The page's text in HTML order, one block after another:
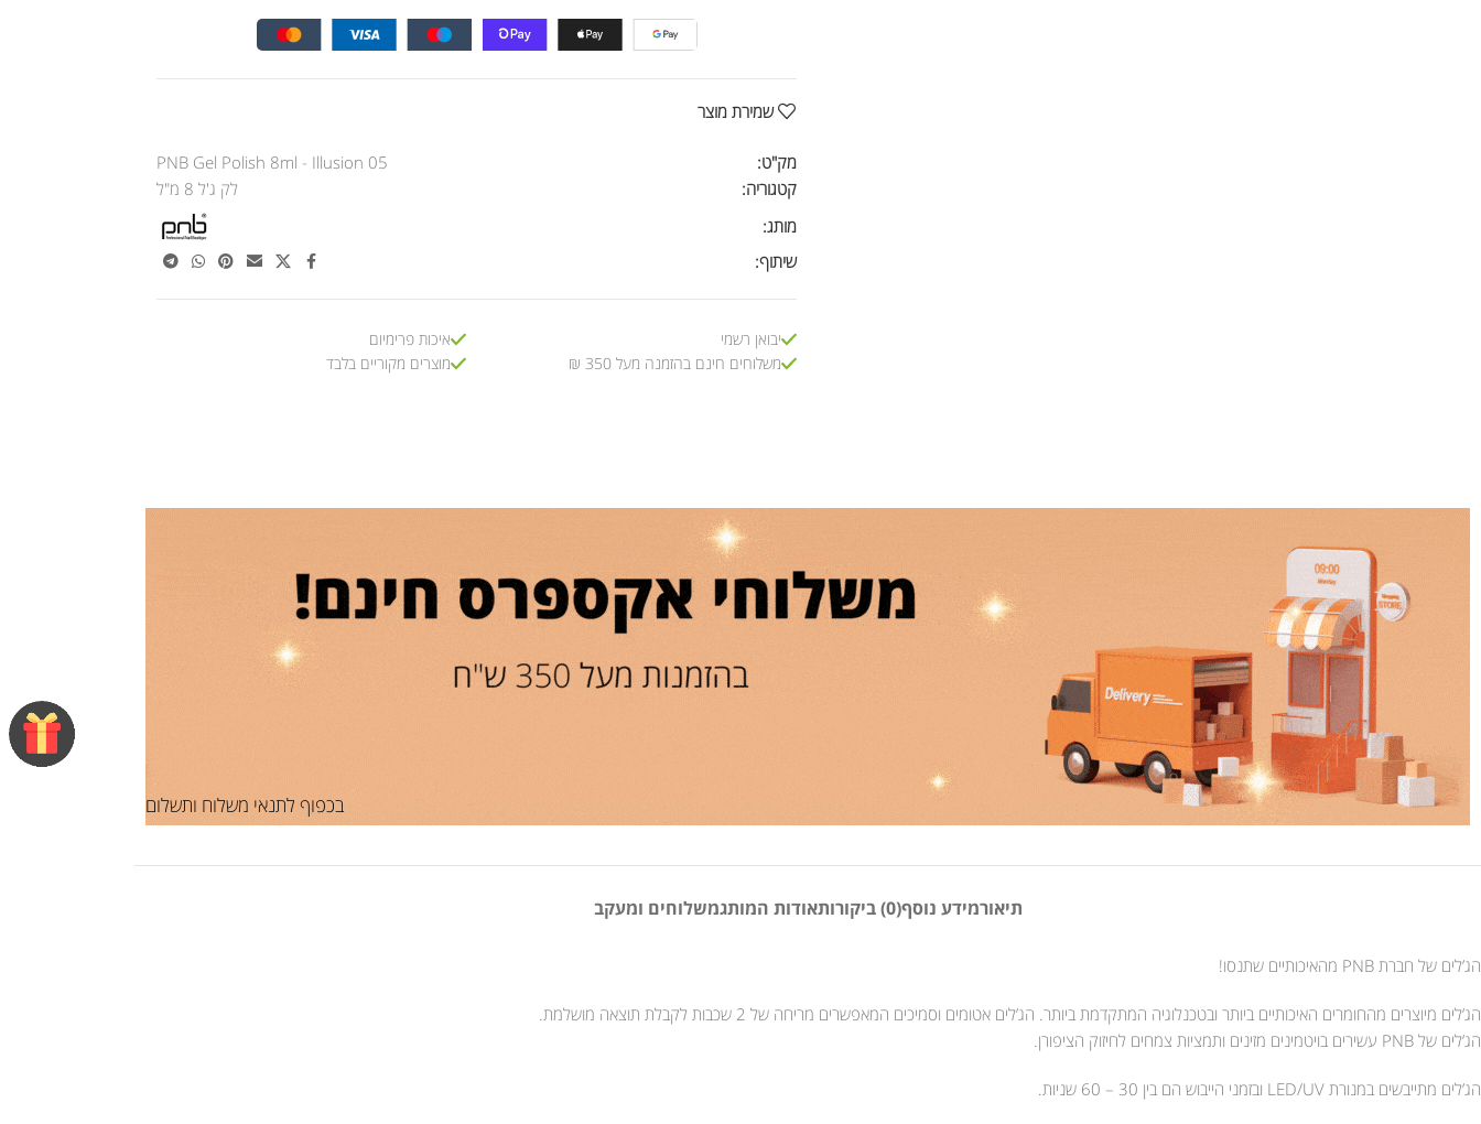
שמירת מוצר
מק"ט:
PNB Gel Polish 8ml - Illusion 05
קטגוריה:
לק ג'ל 8 מ"ל
מותג:
שיתוף:
יבואן רשמי
משלוחים חינם בהזמנה מעל 350 ₪
איכות פרימיום
מוצרים מקוריים בלבד
בכפוף לתנאי משלוח ותשלום
תיאורמידע נוסף(0) ביקורות אודות המותגמשלוחים ומעקב
הג’לים של חברת PNB מהאיכותיים שתנסו!
הג’לים מיוצרים מהחומרים האיכותיים ביותר ובטכנלוגיה המתקדמת ביותר. הג’לים אטומים וסמיכים המאפשרים מריחה של 2 שכבות לקבלת תוצאה מושלמת.
הג’לים של PNB עשירים בויטמינים מזינים ותמציות צמחים לחיזוק הציפורן.
הג’לים מתייבשים במנורת LED/UV ובזמני הייבוש הם בין 30 – 60 שניות.